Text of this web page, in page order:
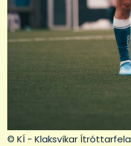
© KÍ - Klaksvíkar